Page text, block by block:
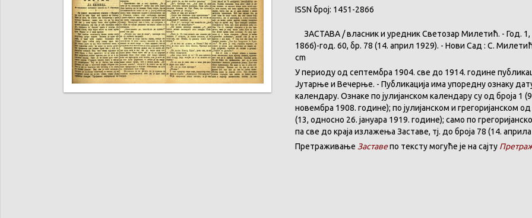
ISSN број: 1451-2866
ЗАСТАВА /власники уредникСветозар Милетић. - Год. 1,
1866)-год. 60, бр. 78 (14. април 1929). - Нови Сад : С.
cm
Упериодуод септембра 1904. све до 1914. године
Јутарње и Вечерње. - Публикација има упореднуознаку
календару. Ознаке по јулијанском календару су од броја 1
новембра 1908. године); по јулијанском и грегоријанском
(13, односно 26. јануара 1919. године); само по
па све до краја излажења Заставе, тј. до броја 78 (14.
Претраживање Заставепо тексту могуће је на сајту